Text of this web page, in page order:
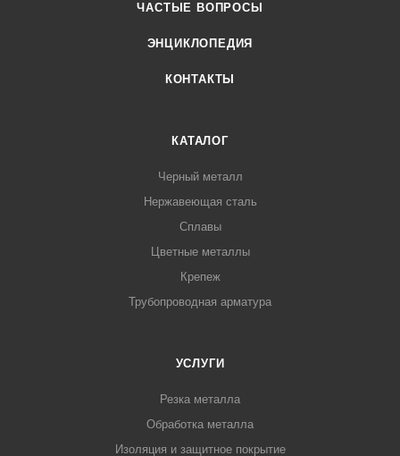
ЧАСТЫЕ ВОПРОСЫ
ЭНЦИКЛОПЕДИЯ
КОНТАКТЫ
КАТАЛОГ
Черный металл
Нержавеющая сталь
Сплавы
Цветные металлы
Крепеж
Трубопроводная арматура
УСЛУГИ
Резка металла
Обработка металла
Изоляция и защитное покрытие